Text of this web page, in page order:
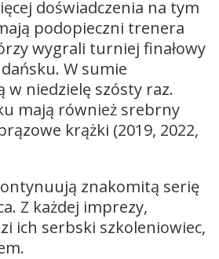
doświadczenia na tym
podopieczni trenera
wygrali turniej finałowy
W sumie
w niedzielę szósty raz.
mają również srebrny
krążki (2019, 2022,
znakomitą serię
Z każdej imprezy,
ich serbski szkoleniowiec,